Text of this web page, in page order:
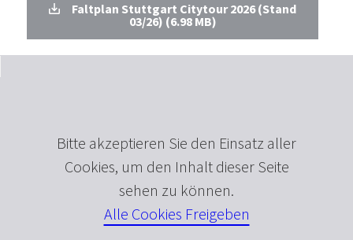
Faltplan Stuttgart Citytour 2026 (Stand
03/26) (6.98 MB)
Bitte akzeptieren Sie den Einsatz aller
Cookies, um den Inhalt dieser Seite
sehen zu können.
Alle Cookies Freigeben